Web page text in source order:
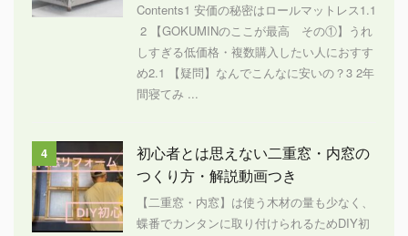
Contents1 安価の秘密はロールマットレス1.1
2 【GOKUMINのここが最高 その①】うれ
しすぎる低価格・複数購入したい人におすす
め2.1 【疑問】なんでこんなに安いの？3 2年
間寝てみ ...
4
初心者とは思えない二重窓・内窓の
つくり方・解説動画つき
【二重窓・内窓】は使う木材の量も少なく、
蝶番でカンタンに取り付けられるためDIY初